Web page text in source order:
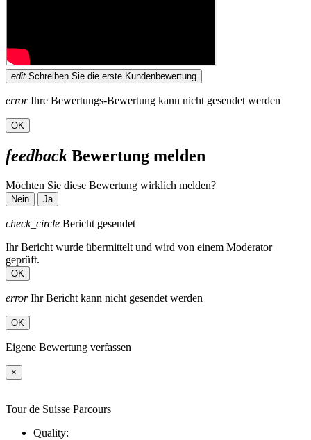
edit Schreiben Sie die erste Kundenbewertung
errorIhre Bewertungs-Bewertung kann nicht gesendet werden
OK
feedback Bewertung melden
Möchten Sie diese Bewertung wirklich melden?
Nein Ja
check_circle Bericht gesendet
Ihr Bericht wurde übermittelt und wird von einem Moderator
geprüft.
OK
errorIhr Bericht kann nicht gesendet werden
OK
Eigene Bewertung verfassen
×
Tour de Suisse Parcours
Quality: